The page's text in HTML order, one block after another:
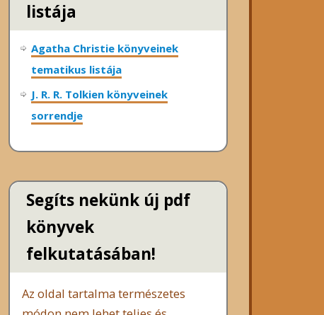
listája
Agatha Christie könyveinek
tematikus listája
J. R. R. Tolkien könyveinek
sorrendje
Segíts nekünk új pdf
könyvek
felkutatásában!
Az oldal tartalma természetes